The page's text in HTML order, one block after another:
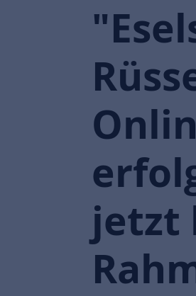
jetzt